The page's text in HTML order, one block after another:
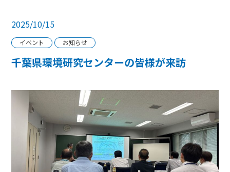
2025/10/15
イベント お知らせ
千葉県環境研究センターの皆様が来訪